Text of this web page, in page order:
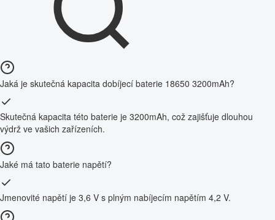
Jaká je skutečná kapacita dobíjecí baterie 18650 3200mAh?
Skutečná kapacita této baterie je 3200mAh, což zajišťuje dlouhou
výdrž ve vašich zařízeních.
Jaké má tato baterie napětí?
Jmenovité napětí je 3,6 V s plným nabíjecím napětím 4,2 V.